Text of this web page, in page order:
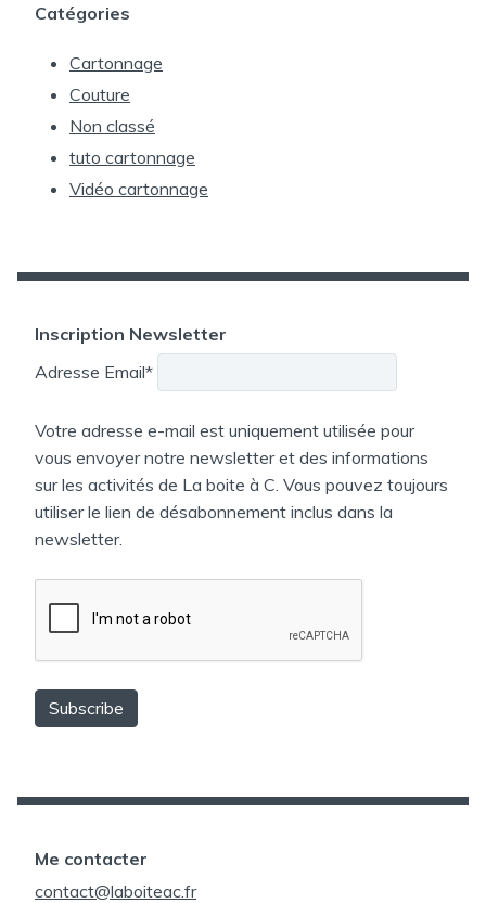
Catégories
Cartonnage
Couture
Non classé
tuto cartonnage
Vidéo cartonnage
Inscription Newsletter
Adresse Email*
Votre adresse e-mail est uniquement utilisée pour
vous envoyer notre newsletter et des informations
sur les activités de La boite à C. Vous pouvez toujours
utiliser le lien de désabonnement inclus dans la
newsletter.
Me contacter
contact@laboiteac.fr